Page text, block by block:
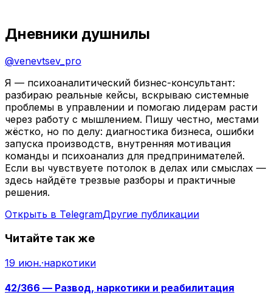
Дневники душнилы
@venevtsev_pro
Я — психоаналитический бизнес-консультант:
разбираю реальные кейсы, вскрываю системные
проблемы в управлении и помогаю лидерам расти
через работу с мышлением. Пишу честно, местами
жёстко, но по делу: диагностика бизнеса, ошибки
запуска производств, внутренняя мотивация
команды и психоанализ для предпринимателей.
Если вы чувствуете потолок в делах или смыслах —
здесь найдёте трезвые разборы и практичные
решения.
Открыть в TelegramДругие публикации
Читайте так же
19 июн.·наркотики
42/366 — Развод, наркотики и реабилитация